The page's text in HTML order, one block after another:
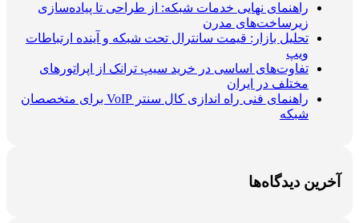
راهنمای نهایی خدمات شبکه: از طراحی تا پیاده‌سازی
زیرساخت‌های مدرن
تحلیل بازار: قیمت سانترال تحت شبکه و آینده ارتباطات
تفاوت‌های اساسی در خرید سیپ ترانک از اپراتورهای
مختلف در ایران
راهنمای فنی راه اندازی کال سنتر VoIP برای متخصصان
شبکه
دیدگاه‌ها